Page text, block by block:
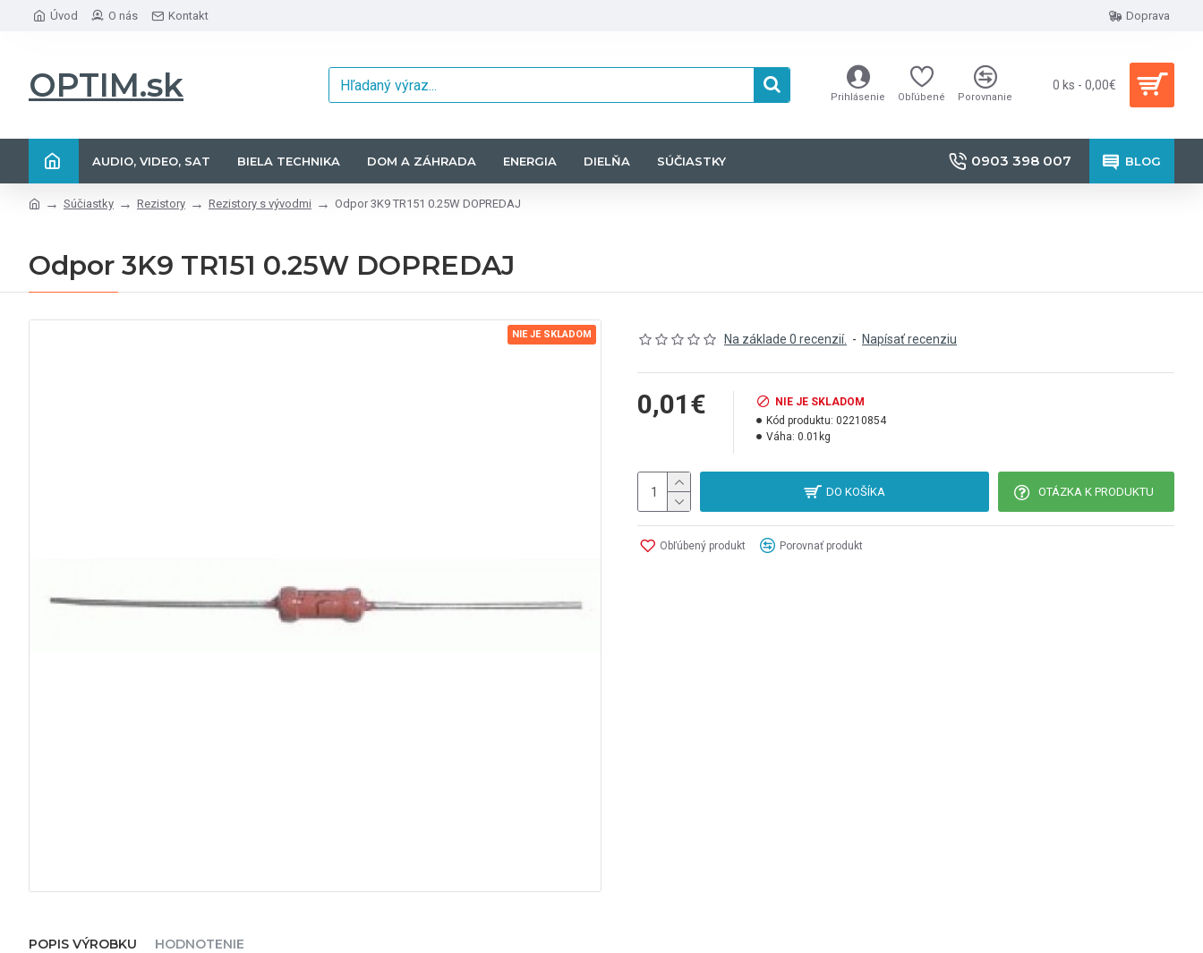
Úvod O nás Kontakt Doprava
OPTIM.sk Prihlásenie Obľúbené Porovnanie
0 ks - 0,00€
AUDIO, VIDEO, SAT BIELA TECHNIKA DOM A ZÁHRADA ENERGIA DIELŇA SÚČIASTKY 0903 398 007 BLOG
Súčiastky Rezistory Rezistory s vývodmi Odpor 3K9 TR151 0.25W DOPREDAJ
Odpor 3K9 TR151 0.25W DOPREDAJ
NIE JE SKLADOM Na základe 0 recenzií. - Napísať recenziu
0,01€
NIE JE SKLADOM
Kód produktu: 02210854
Váha: 0.01kg
DO KOŠÍKA OTÁZKA K PRODUKTU
Obľúbený produkt Porovnať produkt
POPIS VÝROBKU HODNOTENIE